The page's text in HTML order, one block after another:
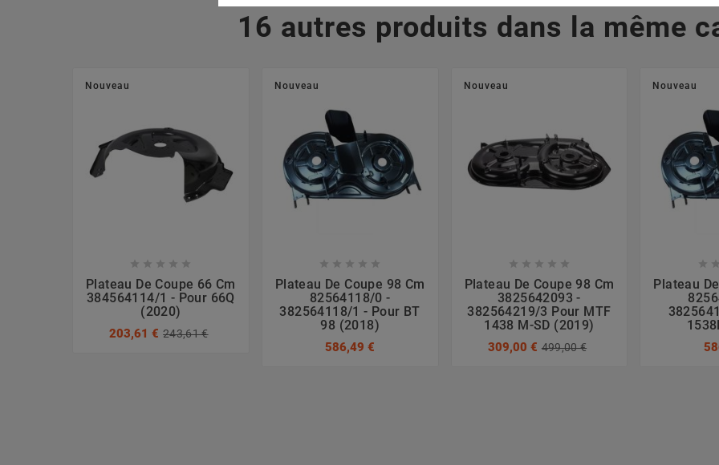
16 autres produits dans la même
Nouveau
    
Plateau De Coupe 66 Cm
384564114/1 - Pour 66Q
(2020)
203,61 € 243,61 €
Nouveau
    
Plateau De Coupe 98 Cm
82564118/0 -
382564118/1 - Pour BT
98 (2018)
586,49 €
Nouveau
    
Plateau De Coupe 98 Cm
3825642093 -
382564219/3 Pour MTF
1438 M-SD (2019)
309,00 € 499,00 €
Nouveau
 
Plateau